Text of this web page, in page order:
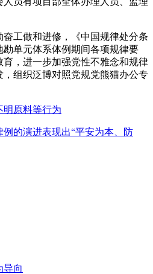
工做和进修，《中国规律处分条
单元体系体例期间各项规律要
，进一步加强党性不雅念和规律
组织泛博对照党规党熊猫办公专
明原料等行为
例的演进表现出“平安为本、防
导向